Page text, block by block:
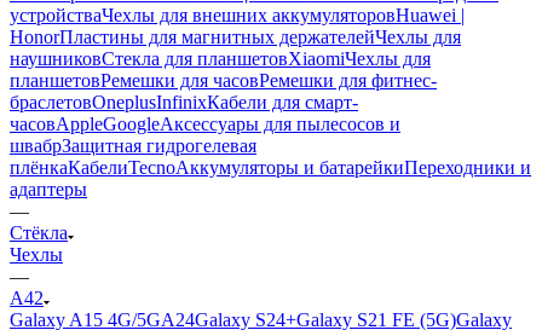
устройстваЧехлы для внешних аккумуляторовHuawei |
HonorПластины для магнитных держателейЧехлы для
наушниковСтекла для планшетовXiaomiЧехлы для
планшетовРемешки для часовРемешки для фитнес-
браслетовOneplusInfinixКабели для смарт-
часовAppleGoogleАксессуары для пылесосов и
швабрЗащитная гидрогелевая
плёнкаКабелиTecnoАккумуляторы и батарейкиПереходники и
адаптеры
—
Стёкла
Чехлы
—
A42
Galaxy A15 4G/5GA24Galaxy S24+Galaxy S21 FE (5G)Galaxy